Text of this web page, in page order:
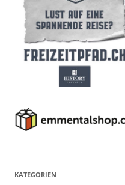
KATEGORIEN